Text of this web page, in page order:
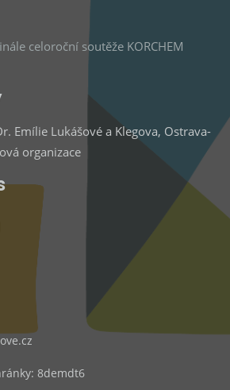
celoroční soutěže KORCHEM
Emílie Lukášové a Klegova, Ostrava-
organizace
8demdt6